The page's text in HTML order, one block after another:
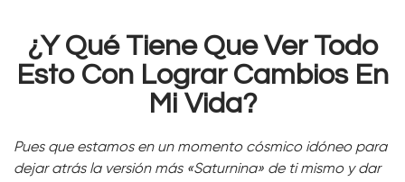
¿Y Qué Tiene Que Ver Todo
Esto Con Lograr Cambios En
Mi Vida?
Pues que estamos en un momento cósmico idóneo para
dejar atrás la versión más «Saturnina» de ti mismo y dar